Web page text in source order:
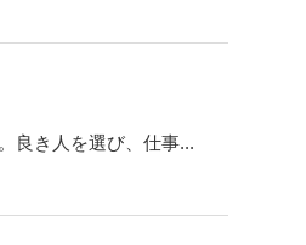
良き人を選び、仕事...